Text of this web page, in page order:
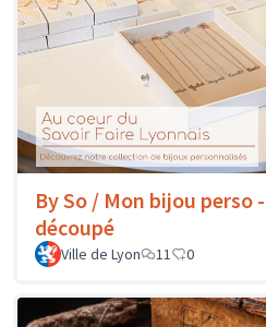
By So / Mon bijou perso
découpé
Ville de Lyon 11 0